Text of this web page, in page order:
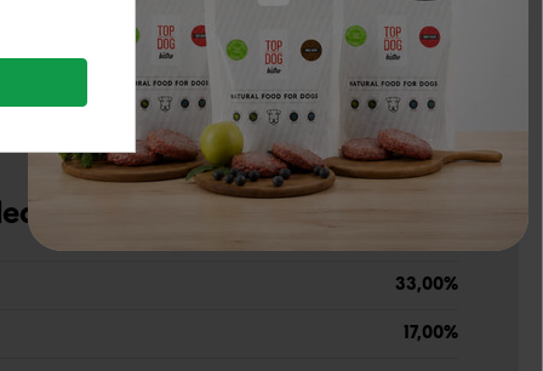
spanguolės, anyžių sėklos, vaistinės ožragės
dalys
33,00%
17,00%